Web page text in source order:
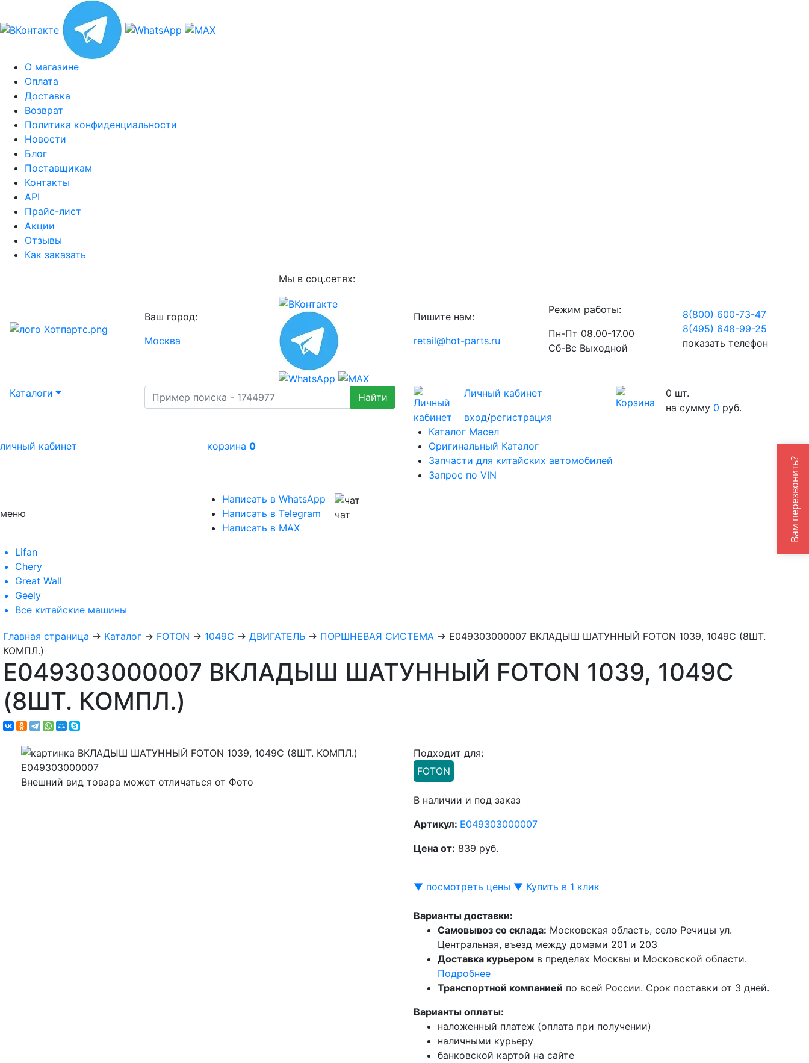
О магазине
Оплата
Доставка
Возврат
Политика конфиденциальности
Новости
Блог
Поставщикам
Контакты
API
Прайс-лист
Акции
Отзывы
Как заказать
Ваш город:
Москва
Мы в соц.сетях:
Пишите нам:
retail@hot-parts.ru
Режим работы:
Пн-Пт 08.00-17.00
Сб-Вс Выходной
8(800) 600-73-47
8(495) 648-99-25
показать телефон
Каталоги
Личный кабинет
вход/регистрация
0 шт.
на сумму 0 руб.
личный кабинет корзина 0
Каталог Масел
Оригинальный Каталог
Запчасти для китайских автомобилей
Запрос по VIN
меню
Написать в WhatsApp
Написать в Telegram
Написать в MAX
чат
Lifan
Chery
Great Wall
Geely
Все китайские машины
Главная страница → Каталог → FOTON → 1049C → ДВИГАТЕЛЬ → ПОРШНЕВАЯ СИСТЕМА → E049303000007 ВКЛАДЫШ ШАТУННЫЙ FOTON 1039, 1049С (8ШТ.
КОМПЛ.)
E049303000007 ВКЛАДЫШ ШАТУННЫЙ FOTON 1039, 1049С
(8ШТ. КОМПЛ.)
Внешний вид товара может отличаться от Фото
Подходит для:
FOTON
В наличии и под заказ
Артикул: E049303000007
Цена от: 839 руб.
▼ посмотреть цены ▼ Купить в 1 клик
Варианты доставки:
Самовывоз со склада: Московская область, село Речицы ул.
Центральная, въезд между домами 201 и 203
Доставка курьером в пределах Москвы и Московской области.
Подробнее
Транспортной компанией по всей России. Срок поставки от 3 дней.
Варианты оплаты:
наложенный платеж (оплата при получении)
наличными курьеру
банковской картой на сайте
Вам перезвонить?